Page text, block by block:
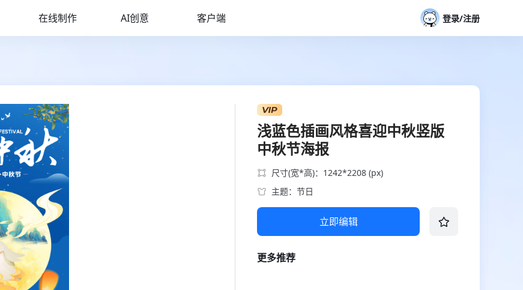
在线制作 AI创意 客户端 登录/注册
浅蓝色插画风格喜迎中秋竖版
中秋节海报
尺寸(宽*高)：1242*2208 (px)
主题：节日
立即编辑
更多推荐